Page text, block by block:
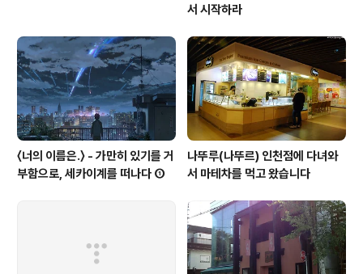
서 시작하라
〈너의 이름은.〉 - 가만히 있기를 거
부함으로, 세카이계를 떠나다 ①
나뚜루(나뚜르) 인천점에 다녀와
서 마테차를 먹고 왔습니다